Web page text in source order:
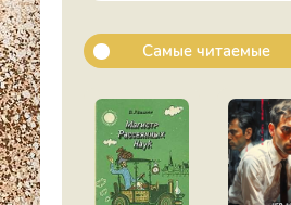
Самые читаемые